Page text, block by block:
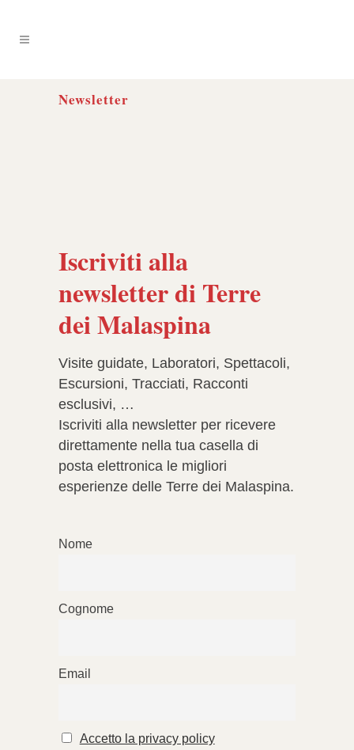
Newsletter
Iscriviti alla
newsletter di Terre
dei Malaspina
Visite guidate, Laboratori, Spettacoli,
Escursioni, Tracciati, Racconti
esclusivi, …
Iscriviti alla newsletter per ricevere
direttamente nella tua casella di
posta elettronica le migliori
esperienze delle Terre dei Malaspina.
Nome
Cognome
Email
Accetto la privacy policy